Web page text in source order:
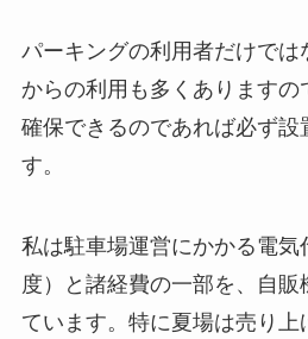
パーキングの利用者だけでは
からの利用も多くありますの
確保できるのであれば必ず設
す。
私は駐車場運営にかかる電気
度）と諸経費の一部を、自販
ています。特に夏場は売り上